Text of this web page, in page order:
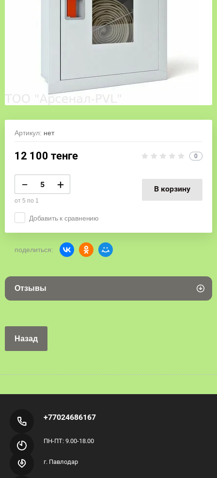
Артикул: нет
12 100 тенге 0
− +
от 5 по 1
В корзину
Добавить к сравнению
поделиться:
Отзывы
Назад
+77024686167
ПН-ПТ: 9.00-18.00
г. Павлодар